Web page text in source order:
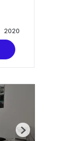
2020
Next